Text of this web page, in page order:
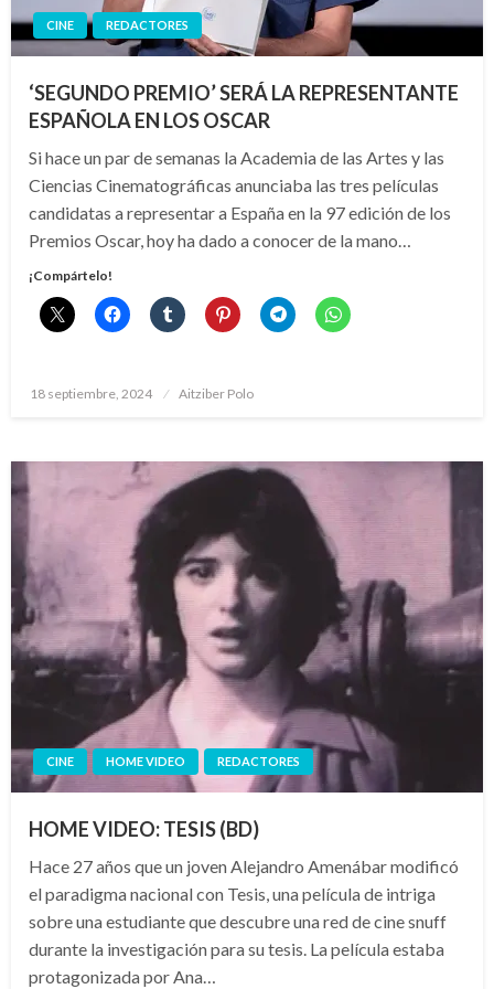
CINE REDACTORES
‘SEGUNDO PREMIO’ SERÁ LA REPRESENTANTE
ESPAÑOLA EN LOS OSCAR
Si hace un par de semanas la Academia de las Artes y las
Ciencias Cinematográficas anunciaba las tres películas
candidatas a representar a España en la 97 edición de los
Premios Oscar, hoy ha dado a conocer de la mano…
¡Compártelo!
Publicado
18 septiembre, 2024 Aitziber Polo
CINE HOME VIDEO REDACTORES
HOME VIDEO: TESIS (BD)
Hace 27 años que un joven Alejandro Amenábar modificó
el paradigma nacional con Tesis, una película de intriga
sobre una estudiante que descubre una red de cine snuff
durante la investigación para su tesis. La película estaba
protagonizada por Ana…